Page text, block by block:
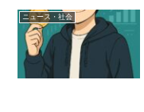
ニュース・社会